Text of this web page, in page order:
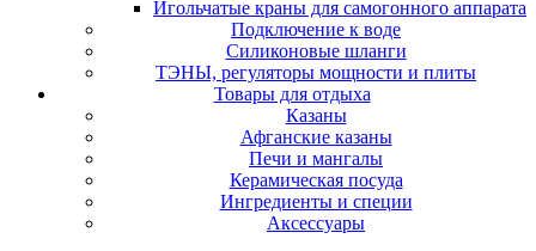
Игольчатые краны для самогонного аппарата
Подключение к воде
Силиконовые шланги
ТЭНЫ, регуляторы мощности и плиты
Товары для отдыха
Казаны
Афганские казаны
Печи и мангалы
Керамическая посуда
Ингредиенты и специи
Аксессуары